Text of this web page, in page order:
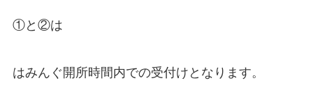
①と②は
はみんぐ開所時間内での受付けとなります。